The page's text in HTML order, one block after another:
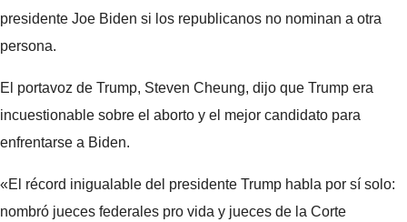
presidente Joe Biden si los republicanos no nominan a otra
persona.
El portavoz de Trump, Steven Cheung, dijo que Trump era
incuestionable sobre el aborto y el mejor candidato para
enfrentarse a Biden.
«El récord inigualable del presidente Trump habla por sí solo:
nombró jueces federales pro vida y jueces de la Corte